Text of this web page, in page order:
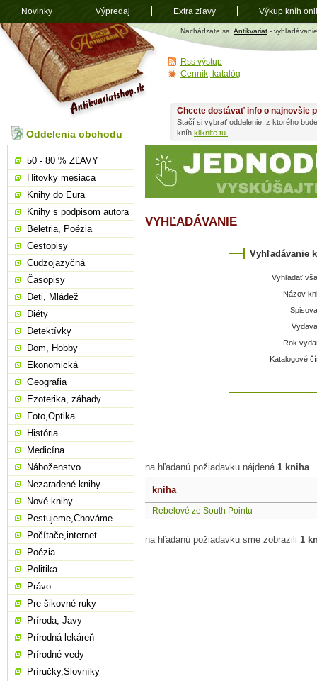
Antikvariát
shop.sk
Nachádzate sa: Antikvariát - vyhľadávanie
VYHĽADÁVANIE
Vyhľadávanie
Vyhľadať
Názov
Rok
Katalogové
na hľadanú požiadavku nájdená 1 kniha
kniha
Rebelové ze South Pointu
na hľadanú požiadavku sme zobrazili 1
Chcete dostávať info o najnovšie
Stačí si vybrať oddelenie, z ktorého
kníh kliknite tu.
Oddelenia obchodu
50 - 80 % ZĽAVY
Hitovky mesiaca
Knihy do Eura
Knihy s podpisom autora
Beletria, Poézia
Cestopisy
Cudzojazyčná
Časopisy
Deti, Mládež
Diéty
Detektívky
Dom, Hobby
Ekonomická
Geografia
Ezoterika, záhady
Foto,Optika
História
Medicína
Náboženstvo
Nezaradené knihy
Nové knihy
Pestujeme,Chováme
Počítače,internet
Poézia
Politika
Právo
Pre šikovné ruky
Príroda, Javy
Prírodná lekáreň
Prírodné vedy
Príručky,Slovníky
Rss výstup
Cenník, katalóg
Novinky Výpredaj Extra zľavy Výkup kníh